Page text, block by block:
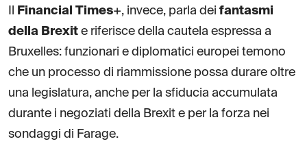
Financial Times+, invece, parla dei fantasmi
della Brexit e riferisce della cautela espressa a
Bruxelles: funzionari e diplomatici europei temono
che un processo di riammissione possa durare oltre
una legislatura, anche per la sfiducia accumulata
durante i negoziati della Brexit e per la forza nei
sondaggi di Farage.